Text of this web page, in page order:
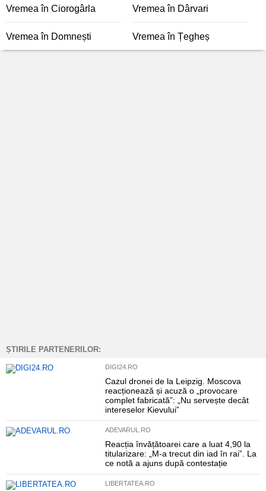
Vremea în Ciorogârla Vremea în Dârvari
Vremea în Domnești Vremea în Țegheș
ȘTIRILE PARTENERILOR:
DIGI24.RO
Cazul dronei de la Leipzig. Moscova
reacționează și acuză o „provocare
complet fabricată”: „Nu servește decât
intereselor Kievului”
ADEVARUL.RO
Reacția învățătoarei care a luat 4,90 la
titularizare: „M-a trecut din iad în rai”. La
ce notă a ajuns după contestație
LIBERTATEA.RO